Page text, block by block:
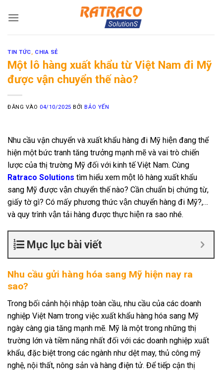
qua
TIN TỨC, CHIA SẺ
Một lô hàng xuất khẩu từ Việt Nam đi Mỹ
được vận chuyển thế nào?
ĐĂNG VÀO 04/10/2025 BỞIBẢO YẾN
Nhu cầu vận chuyển và xuất khẩu hàng đi Mỹ hiện đang thể
hiện một bức tranh tăng trưởng mạnh mẽ và vai trò chiến
lược của thị trường Mỹ đối với kinh tế Việt Nam. Cùng
Ratraco Solutions tìm hiểu xem một lô hàng xuất khẩu
sang Mỹ được vận chuyển thế nào? Cần chuẩn bị chứng từ,
giấy tờ gì? Có mấy phương thức vận chuyển hàng đi Mỹ?,…
và quy trình vận tải hàng được thực hiện ra sao nhé.
Mục lục bài viết
Nhu cầu gửi hàng hóa sang Mỹ hiện nay ra
sao?
Trong bối cảnh hội nhập toàn cầu, nhu cầu của các doanh
nghiệp Việt Nam trong việc xuất khẩu hàng hóa sang Mỹ
ngày càng gia tăng mạnh mẽ. Mỹ là một trong những thị
trường lớn và tiềm năng nhất đối với các doanh nghiệp xuất
khẩu, đặc biệt trong các ngành như dệt may, thủ công mỹ
nghệ, nội thất, nông sản và hàng điện tử. Để tiếp cận thị